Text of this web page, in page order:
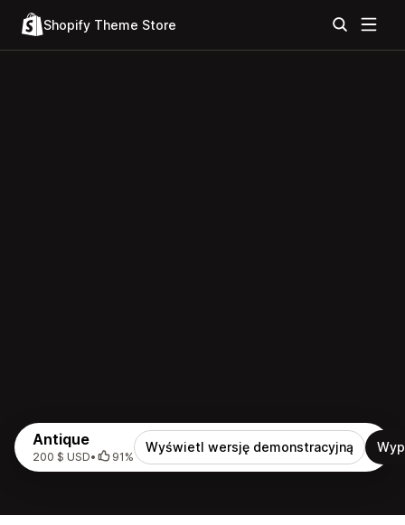
Shopify Theme Store
Antique
200 $ USD• 91%
Wyświetl wersję demonstracyjną